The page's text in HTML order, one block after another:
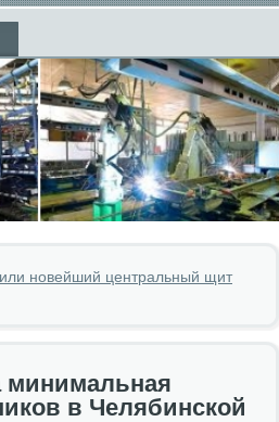
новейший центральный щит
минимальная
в Челябинской